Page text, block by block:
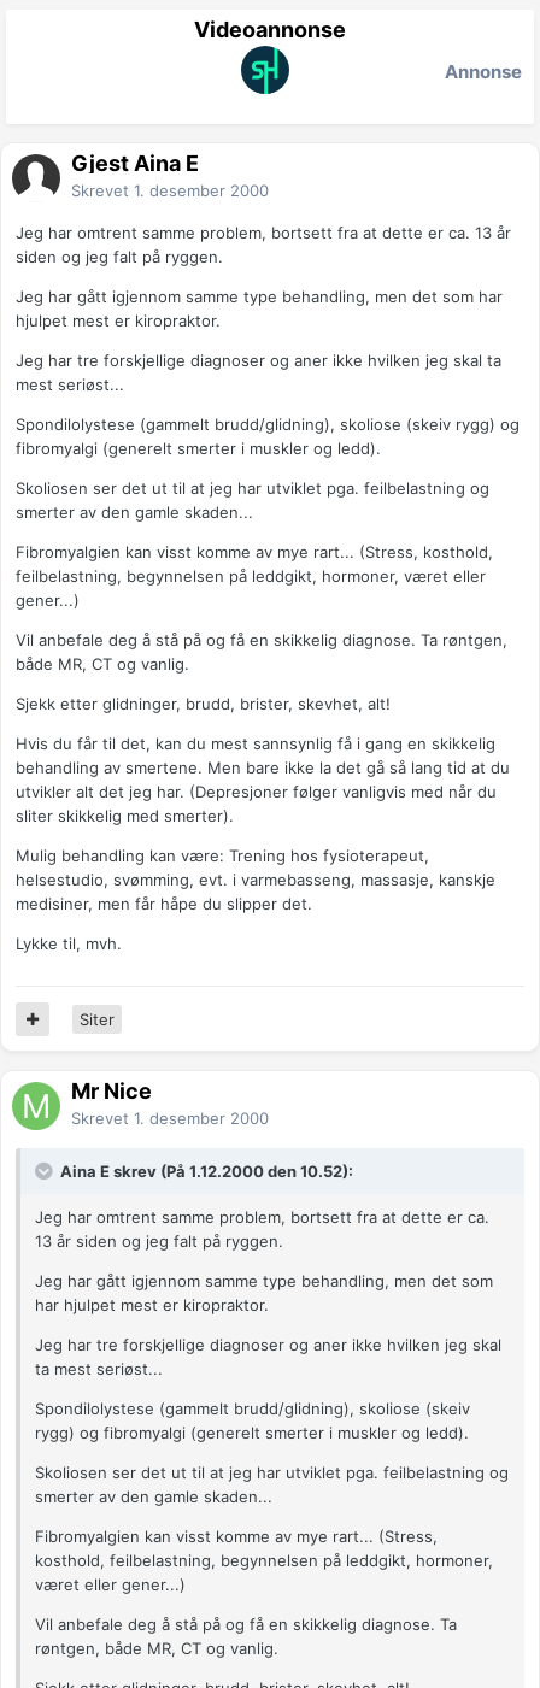
Videoannonse
Annonse
Gjest Aina E
Skrevet 1. desember 2000
Jeg har omtrent samme problem, bortsett fra at dette er ca. 13 år
siden og jeg falt på ryggen.
Jeg har gått igjennom samme type behandling, men det som har
hjulpet mest er kiropraktor.
Jeg har tre forskjellige diagnoser og aner ikke hvilken jeg skal ta
mest seriøst...
Spondilolystese (gammelt brudd/glidning), skoliose (skeiv rygg) og
fibromyalgi (generelt smerter i muskler og ledd).
Skoliosen ser det ut til at jeg har utviklet pga. feilbelastning og
smerter av den gamle skaden...
Fibromyalgien kan visst komme av mye rart... (Stress, kosthold,
feilbelastning, begynnelsen på leddgikt, hormoner, været eller
gener...)
Vil anbefale deg å stå på og få en skikkelig diagnose. Ta røntgen,
både MR, CT og vanlig.
Sjekk etter glidninger, brudd, brister, skevhet, alt!
Hvis du får til det, kan du mest sannsynlig få i gang en skikkelig
behandling av smertene. Men bare ikke la det gå så lang tid at du
utvikler alt det jeg har. (Depresjoner følger vanligvis med når du
sliter skikkelig med smerter).
Mulig behandling kan være: Trening hos fysioterapeut,
helsestudio, svømming, evt. i varmebasseng, massasje, kanskje
medisiner, men får håpe du slipper det.
Lykke til, mvh.
Siter
Mr Nice
Skrevet 1. desember 2000
Aina E skrev (På 1.12.2000 den 10.52):
Jeg har omtrent samme problem, bortsett fra at dette er ca.
13 år siden og jeg falt på ryggen.
Jeg har gått igjennom samme type behandling, men det som
har hjulpet mest er kiropraktor.
Jeg har tre forskjellige diagnoser og aner ikke hvilken jeg skal
ta mest seriøst...
Spondilolystese (gammelt brudd/glidning), skoliose (skeiv
rygg) og fibromyalgi (generelt smerter i muskler og ledd).
Skoliosen ser det ut til at jeg har utviklet pga. feilbelastning og
smerter av den gamle skaden...
Fibromyalgien kan visst komme av mye rart... (Stress,
kosthold, feilbelastning, begynnelsen på leddgikt, hormoner,
været eller gener...)
Vil anbefale deg å stå på og få en skikkelig diagnose. Ta
røntgen, både MR, CT og vanlig.